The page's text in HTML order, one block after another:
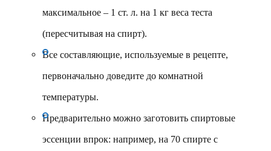
максимальное – 1 ст. л. на 1 кг веса теста
(пересчитывая на спирт).
Все составляющие, используемые в рецепте,
первоначально доведите до комнатной
температуры.
Предварительно можно заготовить спиртовые
эссенции впрок: например, на 70 спирте с